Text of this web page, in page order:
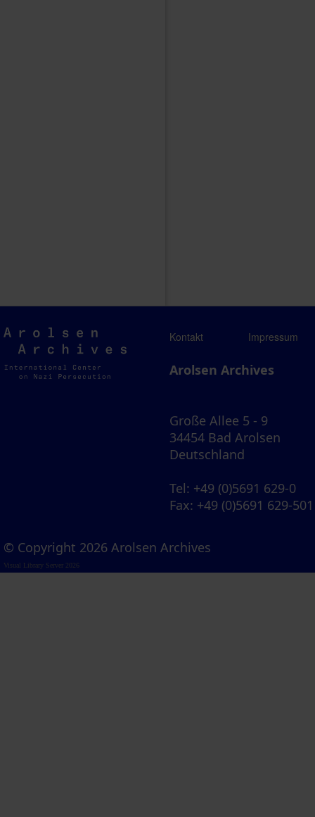
Arolsen
Archives
Kontakt Impressum
Arolsen Archives
Große Allee 5 - 9
34454 Bad Arolsen
Deutschland
Tel: +49 (0)5691 629-0
Fax: +49 (0)5691 629-501
© Copyright 2026 Arolsen Archives
Visual Library Server 2026